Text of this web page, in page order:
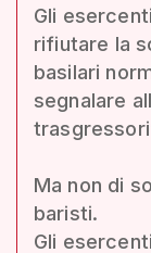
Gli
rifiutare la
basilari
segnalare
Ma non di
baristi.
Gli